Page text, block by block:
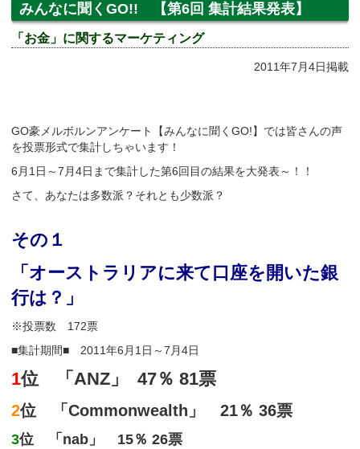
みんなに聞くGO!! 【第6回 集計結果発表】
「お金」に関するマーケティング
2011年7月4日掲載
GO豪メルボルンアンケート【みんなに聞くGO!】では皆さんの声
を投票形式で集計しちゃいます！
6月1日～7月4日まで集計した第6回目の結果を大発表～！！
さて、あなたは多数派？それとも少数派？
その１
「オーストラリアに来て口座を開いた銀
行は？」
※投票数 172票
■集計期間■ 2011年6月1日～7月4日
1位 「ANZ」 47％ 81票
2位 「Commonwealth」 21％ 36票
3位 「nab」 15％ 26票